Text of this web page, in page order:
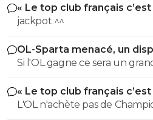
« Le top club français
PSG
jackpot ^^
OL-Sparta menacé, un
Si l'OL gagne ce sera un
incroyable du farfelu sans
perd ce sera aussi une
délivrance avec un possible
« Le top club français
PSG
L'OL n'achète pas de Champions